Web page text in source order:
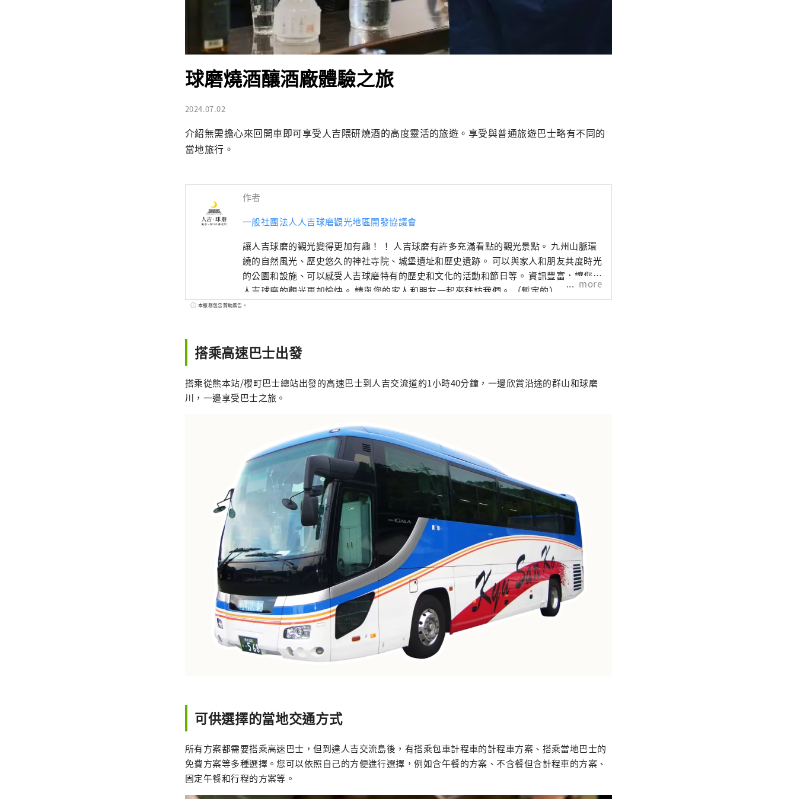
球磨燒酒釀酒廠體驗之旅
2024.07.02
介紹無需擔心來回開車即可享受人吉隈研燒酒的高度靈活的旅遊。享受與普通旅遊巴士略有不同的
當地旅行。
作者
一般社團法人人吉球磨觀光地區開發協議會
讓人吉球磨的觀光變得更加有趣！ ！ 人吉球磨有許多充滿看點的觀光景點。 九州山脈環
繞的自然風光、歷史悠久的神社寺院、城堡遺址和歷史遺跡。 可以與家人和朋友共度時光
的公園和設施、可以感受人吉球磨特有的歷史和文化的活動和節日等。 資訊豐富，讓您在
人吉球磨的觀光更加愉快。 請與您的家人和朋友一起來拜訪我們。 （暫定的）
more
本服務包含贊助廣告。
搭乘高速巴士出發
搭乘從熊本站/櫻町巴士總站出發的高速巴士到人吉交流道約1小時40分鐘，一邊欣賞沿途的群山和球磨
川，一邊享受巴士之旅。
可供選擇的當地交通方式
所有方案都需要搭乘高速巴士，但到達人吉交流島後，有搭乘包車計程車的計程車方案、搭乘當地巴士的
免費方案等多種選擇。您可以依照自己的方便進行選擇，例如含午餐的方案、不含餐但含計程車的方案、
固定午餐和行程的方案等。